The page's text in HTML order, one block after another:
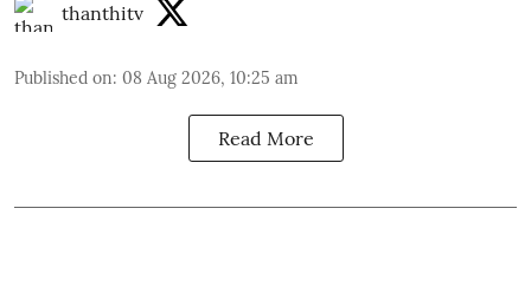
thanthitv
Published on: 08 Aug 2026, 10:25 am
Read More